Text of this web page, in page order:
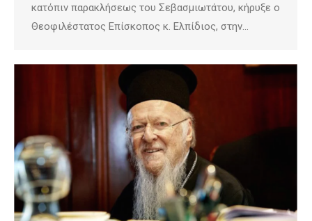
κατόπιν παρακλήσεως του Σεβασμιωτάτου, κήρυξε ο
Θεοφιλέστατος Επίσκοπος κ. Ελπίδιος, στην…